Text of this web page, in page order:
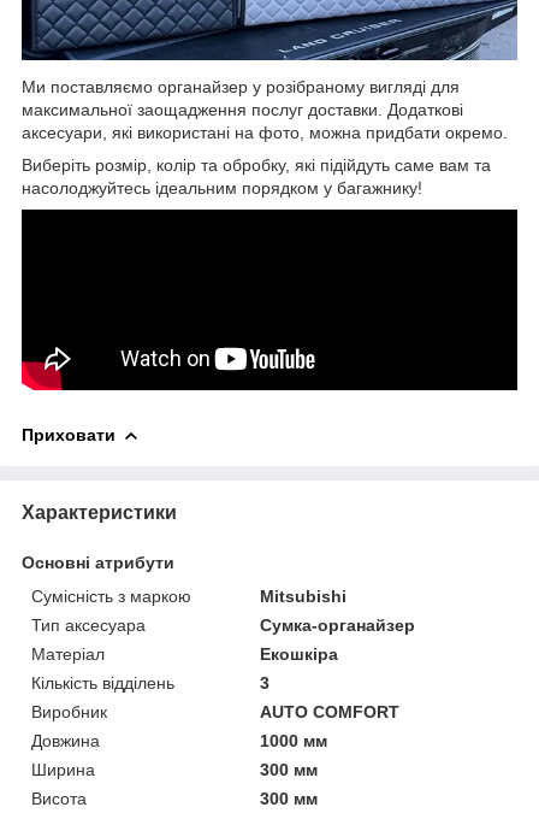
Ми поставляємо органайзер у розібраному вигляді для
максимальної заощадження послуг доставки. Додаткові
аксесуари, які використані на фото, можна придбати окремо.
Виберіть розмір, колір та обробку, які підійдуть саме вам та
насолоджуйтесь ідеальним порядком у багажнику!
Приховати
Характеристики
Основні атрибути
Сумісність з маркою
Mitsubishi
Тип аксесуара
Сумка-органайзер
Матеріал
Екошкіра
Кількість відділень
3
Виробник
AUTO COMFORT
Довжина
1000 мм
Ширина
300 мм
Висота
300 мм